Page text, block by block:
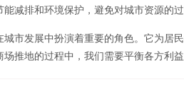
减排和环境保护，避免对城市资源的过
城市发展中扮演着重要的角色。它为居
场推地的过程中，我们需要平衡各方利